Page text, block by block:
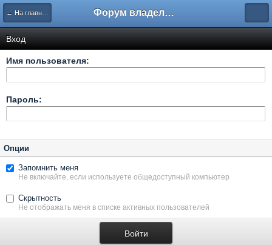
← На главную Форум владельцев интернет-магазинов
Вход
Имя пользователя:
Пароль:
Опции
Запомнить меня
Не включайте, если используете общедоступный компьютер
Скрытность
Не отображать меня в списке активных пользователей